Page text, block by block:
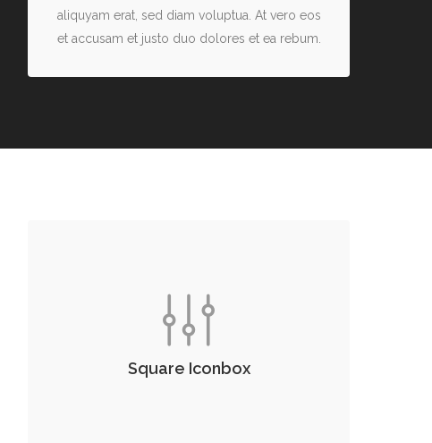
aliquyam erat, sed diam voluptua. At vero eos
et accusam et justo duo dolores et ea rebum.
Square Iconbox
Lorem ipsum dolor sit amet, consetetur
sadipscing elitr, sed diam nonumy eirmod
aliquyam erat, sed diam voluptua. At vero eos